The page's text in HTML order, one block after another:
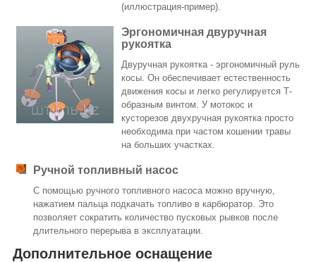
(иллюстрация-пример).
Эргономичная двуручная
рукоятка
Двуручная рукоятка - эргономичный руль
косы. Он обеспечивает естественность
движения косы и легко регулируется Т-
образным винтом. У мотокос и
кусторезов двухручная рукоятка просто
необходима при частом кошении травы
на больших участках.
Ручной топливный насос
С помощью ручного топливного насоса можно вручную,
нажатием пальца подкачать топливо в карбюратор. Это
позволяет сократить количество пусковых рывков после
длительного перерыва в эксплуатации.
Дополнительное оснащение